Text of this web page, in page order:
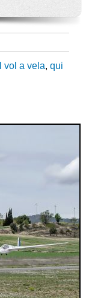
vol a vela, qui